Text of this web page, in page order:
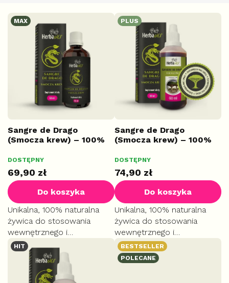
MAX
Sangre de Drago
(Smocza krew) – 100%
SZKŁO
ocena
produktu
wynosi
5,0
na
5
gwiazdek.
DOSTĘPNY
69,90 zł
Do koszyka
Unikalna, 100% naturalna
żywica do stosowania
wewnętrznego i
zewnętrznego. Przyspiesza
gojenie ran, chroni przed
infekcjami i wspiera układ
pokarmowy.
PLUS
Sangre de Drago
(Smocza krew) – 100%
DUŻE
DOSTĘPNY
74,90 zł
Do koszyka
Unikalna, 100% naturalna
żywica do stosowania
wewnętrznego i
zewnętrznego. Przyspiesza
gojenie ran, chroni przed
infekcjami i wspiera układ
HIT
BESTSELLER
POLECANE